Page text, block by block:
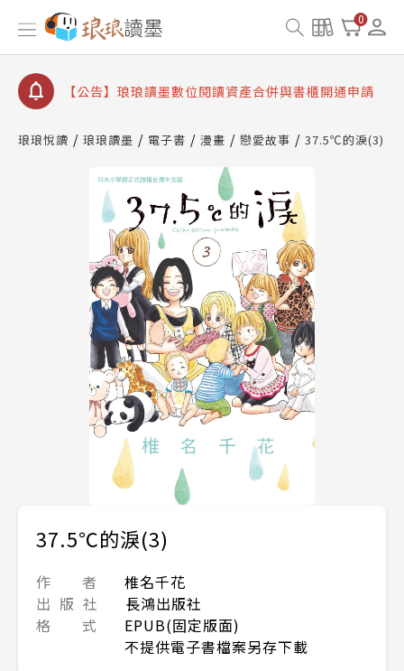
0
【公告】琅琅書店服務升級重要說明及資產合併結果
查詢
【公告】8/10、8/13 行動網路降速演練提醒
【公告】琅琅讀墨數位閱讀資產合併與書櫃開通申請
【公告】琅琅書店服務升級重要說明及資產合併結果
【公告】8/10、8/13 行動網路降速演練提醒
琅琅悅讀 琅琅讀墨 電子書 漫畫 戀愛故事 37.5℃的淚(3)
37.5℃的淚(3)
作 者
椎名千花
出 版 社
長鴻出版社
格 式
EPUB(固定版面)
不提供電子書檔案另存下載